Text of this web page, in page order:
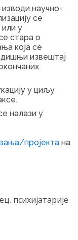
научно-
се
у
стара о
која се
извештај
у циљу
налази у
пројекта на
психијатарије